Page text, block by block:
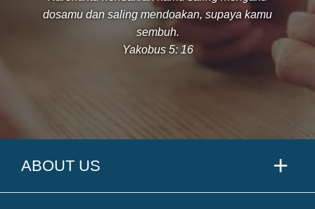
dosamu dan saling mendoakan, supaya kamu
sembuh.
Yakobus 5: 16
ABOUT US